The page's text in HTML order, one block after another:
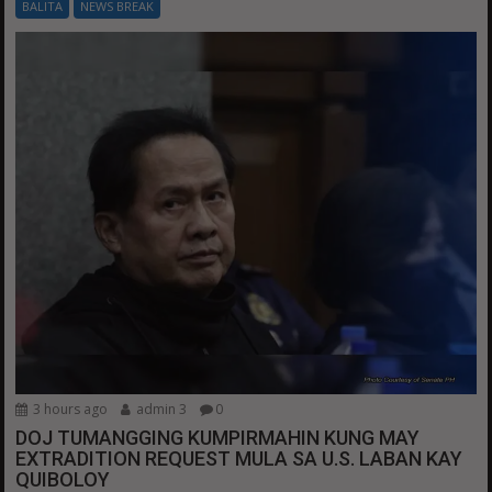
BALITA NEWS BREAK
3 hours ago admin 3 0
DOJ TUMANGGING KUMPIRMAHIN KUNG MAY
EXTRADITION REQUEST MULA SA U.S. LABAN KAY
QUIBOLOY